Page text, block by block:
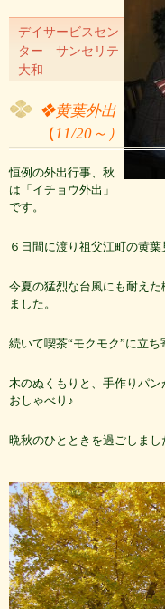
デイサービスセン
ター サンセリテ
大和
❖黄葉外出
（11/20 ～）
恒例の外出行事、秋
は「イチョウ外出」
です。
６日間に渡り祖父江町の黄葉
今夏の猛烈な台風にも耐え
ました。
続いて喫茶“モクモク”に立ち
木のぬくもりと、手作りパ
おしゃべり♪
晩秋のひとときを過ごしまし